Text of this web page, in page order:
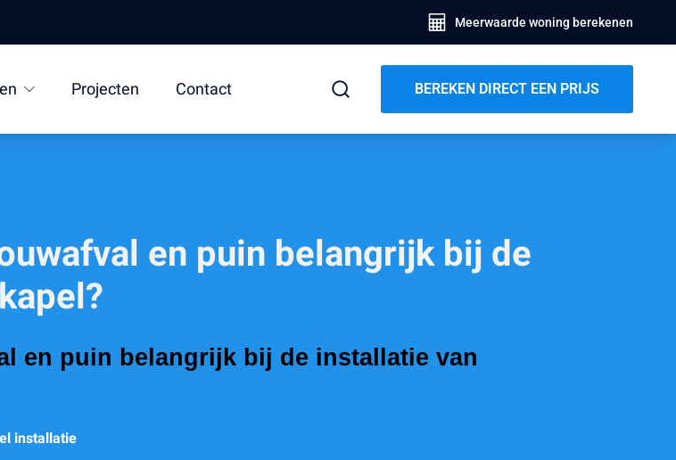
Meerwaarde woning berekenen
Projecten Contact BEREKEN DIRECT EEN PRIJS
en puin belangrijk bij de
en puin belangrijk bij de installatie van
installatie